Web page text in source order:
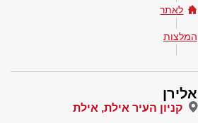
לאתר
המלצות
אלירן
קניון העיר אילת, אילת